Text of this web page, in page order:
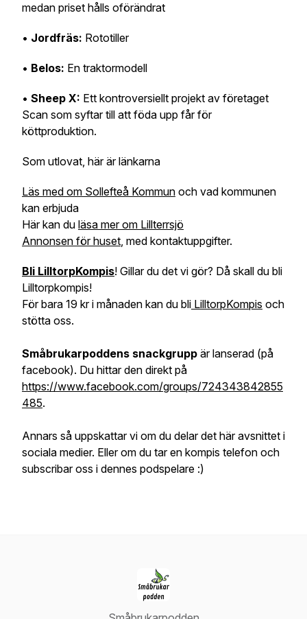
medan priset hålls oförändrat
• Jordfräs: Rototiller
• Belos: En traktormodell
• Sheep X: Ett kontroversiellt projekt av företaget
Scan som syftar till att föda upp får för
köttproduktion.
Som utlovat, här är länkarna
Läs med om Sollefteå Kommun och vad kommunen
kan erbjuda
Här kan du läsa mer om Lillterrsjö
Annonsen för huset, med kontaktuppgifter.
Bli LilltorpKompis! Gillar du det vi gör? Då skall du bli
Lilltorpkompis!
För bara 19 kr i månaden kan du bli LilltorpKompis och
stötta oss.
Småbrukarpoddens snackgrupp är lanserad (på
facebook). Du hittar den direkt på
https://www.facebook.com/groups/724343842855
485.
Annars så uppskattar vi om du delar det här avsnittet i
sociala medier. Eller om du tar en kompis telefon och
subscribar oss i dennes podspelare :)